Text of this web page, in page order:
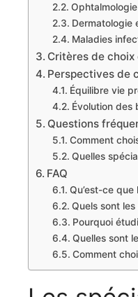
Ophtalmologie
Dermatologie
Maladies
Critères de
Perspectives de
Équilibre vie
Évolution des
Questions
Comment
Quelles
FAQ
Qu’est-ce
Quels sont
Pourquoi
Quelles sont
Comment